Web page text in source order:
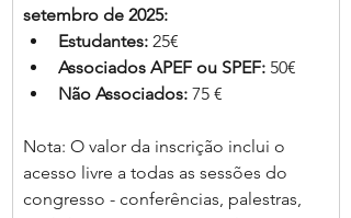
setembro de 2025:
Estudantes: 25€
Associados APEF ou SPEF: 50€
Não Associados: 75 €
Nota: O valor da inscrição inclui o
acesso livre a todas as sessões do
congresso - conferências, palestras,